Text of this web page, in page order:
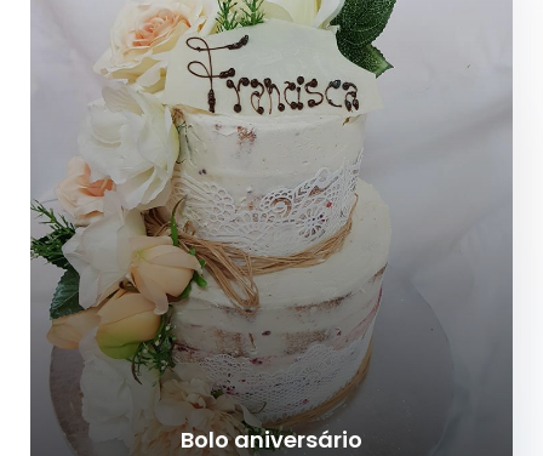
Bolo aniversário